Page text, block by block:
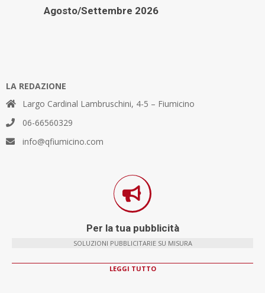
Agosto/Settembre 2026
LA REDAZIONE
Largo Cardinal Lambruschini, 4-5 – Fiumicino
06-66560329
info@qfiumicino.com
Per la tua pubblicità
SOLUZIONI PUBBLICITARIE SU MISURA
LEGGI TUTTO